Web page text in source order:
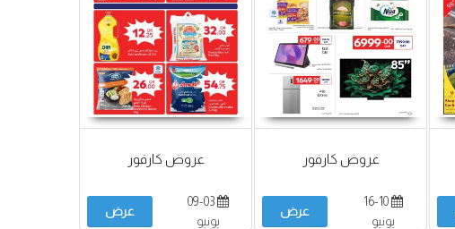
عروض كارفور
16-10
يونيو
عرض
عروض كارفور
09-03
يونيو
عرض